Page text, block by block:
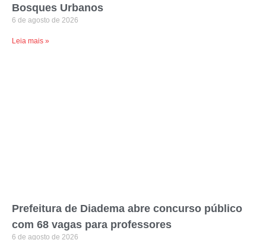
Bosques Urbanos
6 de agosto de 2026
Leia mais »
Prefeitura de Diadema abre concurso público
com 68 vagas para professores
6 de agosto de 2026